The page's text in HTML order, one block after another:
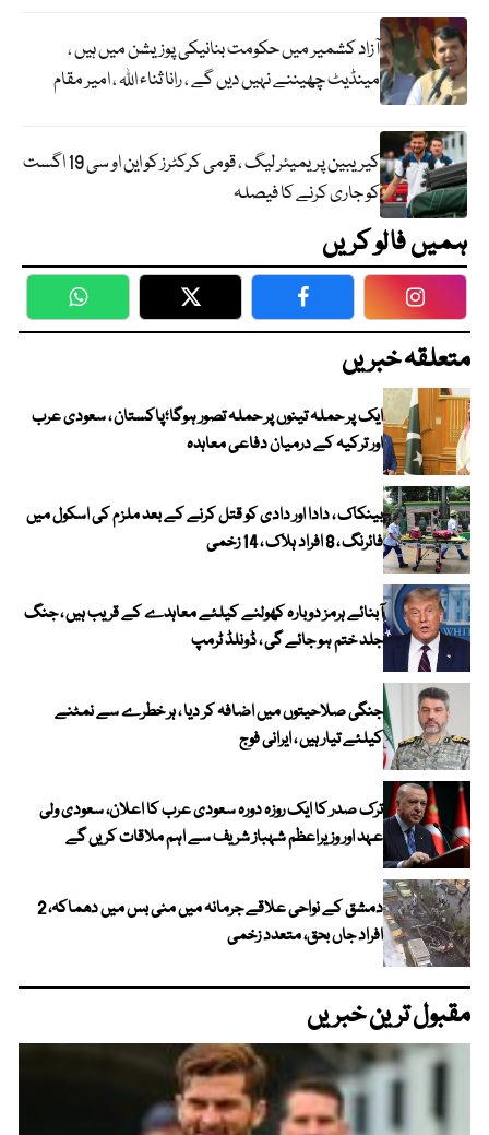
آزاد کشمیر میں حکومت بنانیکی پوزیشن میں ہیں ،
مینڈیٹ چھیننے نہیں دیں گے ، رانا ثناء اللہ ، امیر مقام
کیریبین پریمیئر لیگ ، قومی کرکٹرز کو این او سی 19 اگست
کو جاری کرنے کا فیصلہ
ہمیں فالو کریں
WhatsApp Twitter Facebook
متعلقہ خبریں
ایک پر حملہ تینوں پر حملہ تصور ہوگا؛پاکستان ، سعودی عرب
اور ترکیہ کے درمیان دفاعی معاہدہ
بینکاک ، دادا اور دادی کو قتل کرنے کے بعد ملزم کی اسکول میں
فائرنگ ، 8 افراد ہلاک ، 14 زخمی
آبنائے ہرمز دوبارہ کھولنے کیلئے معاہدے کے قریب ہیں ، جنگ
جلد ختم ہو جائے گی ، ڈونلڈ ٹرمپ
جنگی صلاحیتوں میں اضافہ کر دیا ، ہر خطرے سے نمٹنے
کیلئے تیار ہیں ، ایرانی فوج
ترک صدر کا ایک روزہ دورہ سعودی عرب کا اعلان، سعودی ولی
عہد اور وزیراعظم شہباز شریف سے اہم ملاقات کریں گے
دمشق کے نواحی علاقے جرمانہ میں منی بس میں دھماکہ، 2
افراد جاں بحق، متعدد زخمی
مقبول ترین خبریں